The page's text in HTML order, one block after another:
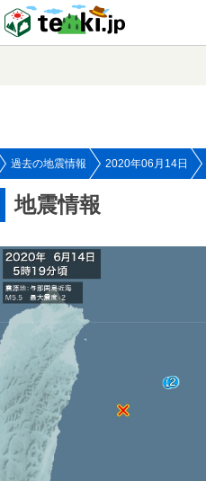
過去の地震情報 2020年06月14日
地震情報